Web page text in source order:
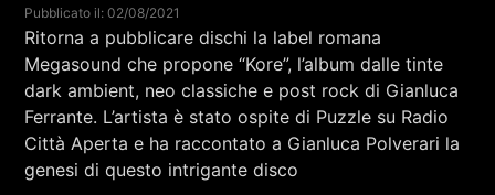
ROCKTROTTER (REPLICA) CON
ELEONORA TAGLIAFICO
RCA - Radio città aperta
Pubblicato il: 02/08/2021
Ritorna a pubblicare dischi la label romana
Megasound che propone “Kore”, l’album dalle tinte
dark ambient, neo classiche e post rock di Gianluca
Ferrante. L’artista è stato ospite di Puzzle su Radio
Città Aperta e ha raccontato a Gianluca Polverari la
genesi di questo intrigante disco